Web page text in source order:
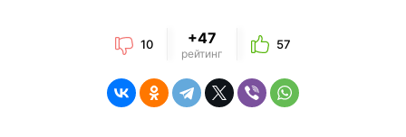
10 +47
рейтинг
57